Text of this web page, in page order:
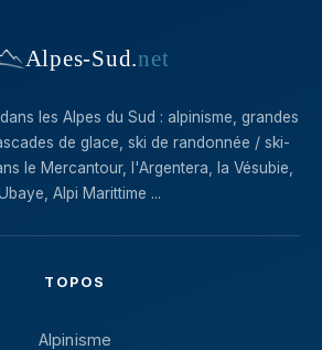
Alpes-Sud.net
les Alpes du Sud : alpinisme, grandes
de glace, ski de randonnée / ski-
le Mercantour, l'Argentera, la Vésubie,
Alpi Marittime ...
TOPOS
Alpinisme